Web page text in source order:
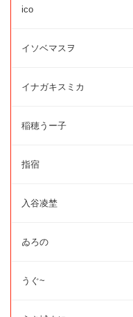
ico
イソベマスヲ
イナガキスミカ
稲穂うー子
指宿
入谷凌埜
ゐろの
うぐ~